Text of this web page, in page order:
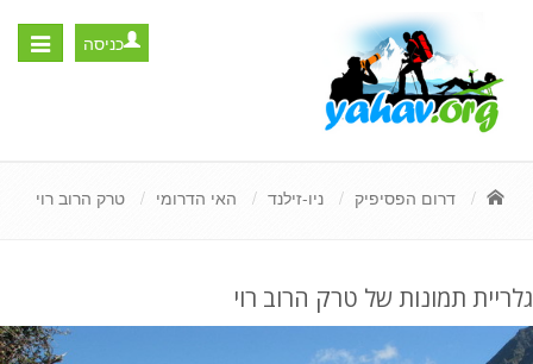
Toggle
כניסה
דרום הפסיפיק ניו-זילנד האי הדרומי טרק הרוב רוי
גלריית תמונות של טרק הרוב רוי